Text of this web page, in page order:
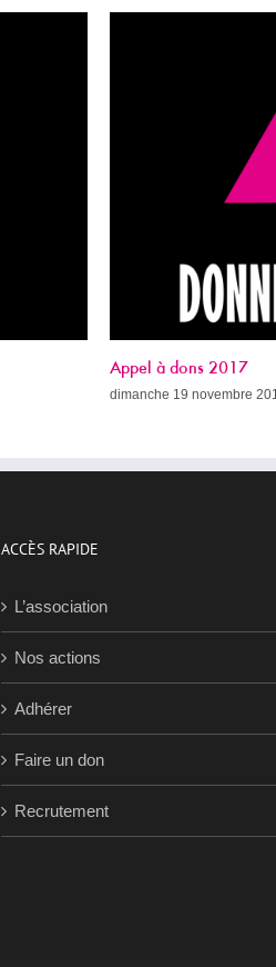
Fight AIDS
mercredi 8
ACCÈS RAPIDE
L’association
Nos actions
Adhérer
Faire un don
Recrutement